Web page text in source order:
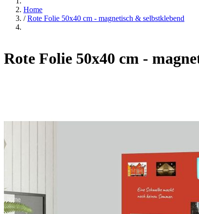
Home
/ Rote Folie 50x40 cm - magnetisch & selbstklebend
Rote Folie 50x40 cm -